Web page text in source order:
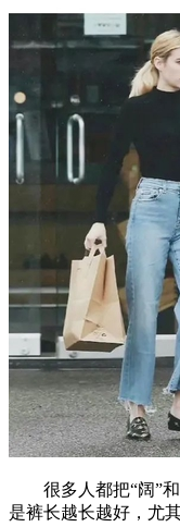
很多人都把“阔”和
是裤长越长越好，尤